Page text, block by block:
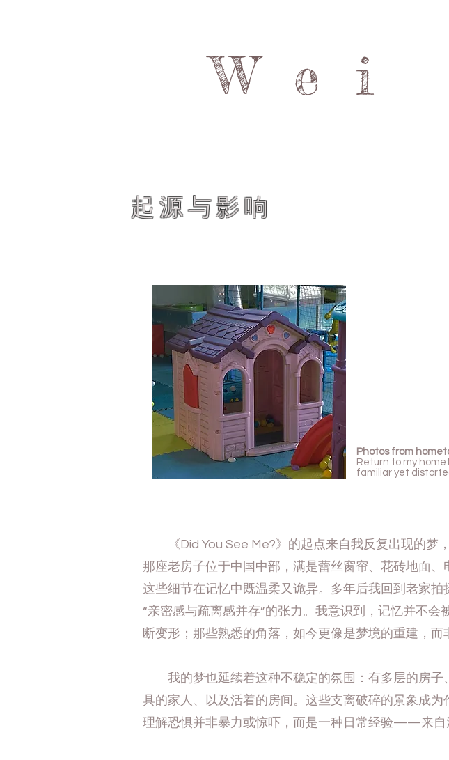
Wei
起源与影响
Photos from
Return to my
familiar yet
《Did You See Me?》的起点来自我反复出现的梦，
那座老房子位于中国中部，满是蕾丝窗帘、花砖地面
这些细节在记忆中既温柔又诡异。多年后我回到老家拍
“亲密感与疏离感并存”的张力。我意识到，记忆并不会
断变形；那些熟悉的角落，如今更像是梦境的重建，而
我的梦也延续着这种不稳定的氛围：有多层的房子
具的家人、以及活着的房间。这些支离破碎的景象成为
理解恐惧并非暴力或惊吓，而是一种日常经验——来自